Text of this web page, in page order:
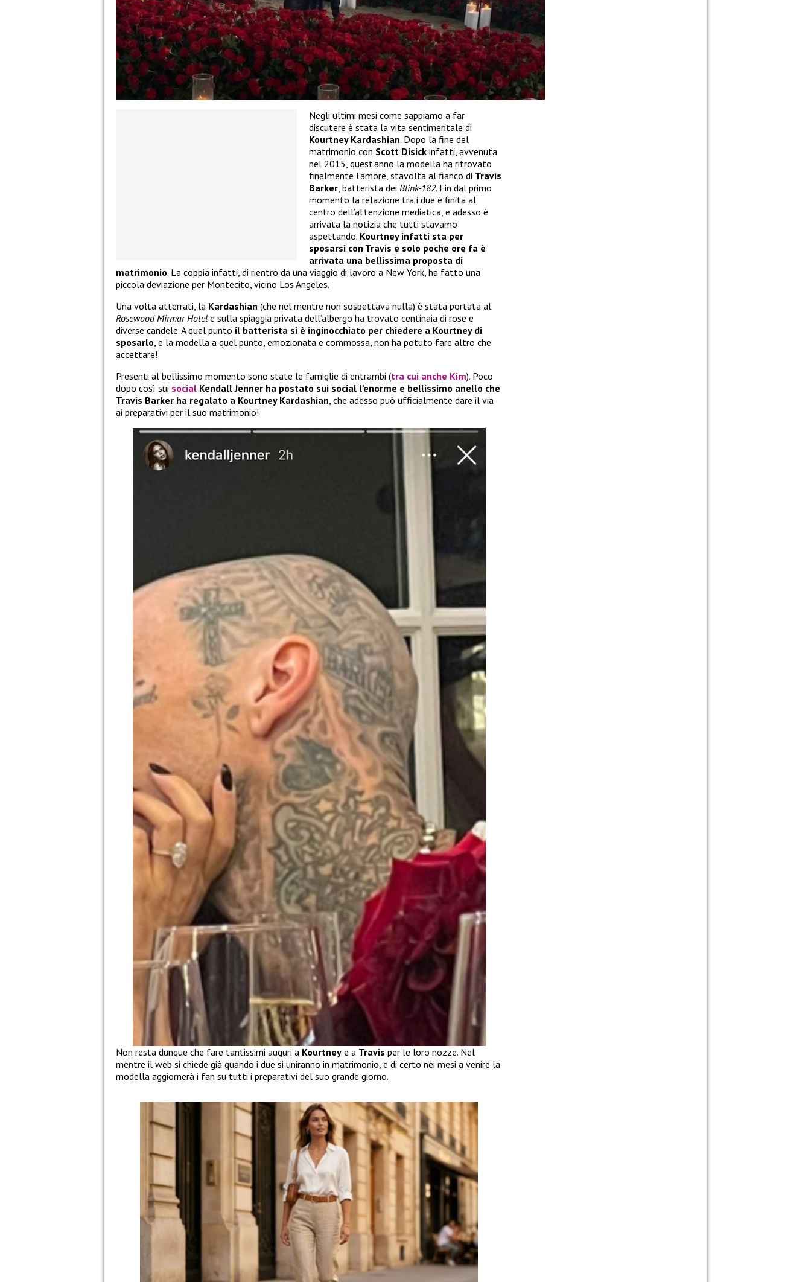
Negli ultimi mesi come sappiamo a far
discutere è stata la vita sentimentale di
Kourtney Kardashian. Dopo la fine del
matrimonio con Scott Disick infatti, avvenuta
nel 2015, quest’anno la modella ha ritrovato
finalmente l’amore, stavolta al fianco di Travis
Barker, batterista dei Blink-182. Fin dal primo
momento la relazione tra i due è finita al
centro dell’attenzione mediatica, e adesso è
arrivata la notizia che tutti stavamo
aspettando. Kourtney infatti sta per
sposarsi con Travis e solo poche ore fa è
arrivata una bellissima proposta di
matrimonio. La coppia infatti, di rientro da una viaggio di lavoro a New York, ha fatto una
piccola deviazione per Montecito, vicino Los Angeles.
Una volta atterrati, la Kardashian (che nel mentre non sospettava nulla) è stata portata al
Rosewood Mirmar Hotel e sulla spiaggia privata dell’albergo ha trovato centinaia di rose e
diverse candele. A quel punto il batterista si è inginocchiato per chiedere a Kourtney di
sposarlo, e la modella a quel punto, emozionata e commossa, non ha potuto fare altro che
accettare!
Presenti al bellissimo momento sono state le famiglie di entrambi (tra cui anche Kim). Poco
dopo così sui social Kendall Jenner ha postato sui social l’enorme e bellissimo anello che
Travis Barker ha regalato a Kourtney Kardashian, che adesso può ufficialmente dare il via
ai preparativi per il suo matrimonio!
Non resta dunque che fare tantissimi auguri a Kourtney e a Travis per le loro nozze. Nel
mentre il web si chiede già quando i due si uniranno in matrimonio, e di certo nei mesi a venire la
modella aggiornerà i fan su tutti i preparativi del suo grande giorno.